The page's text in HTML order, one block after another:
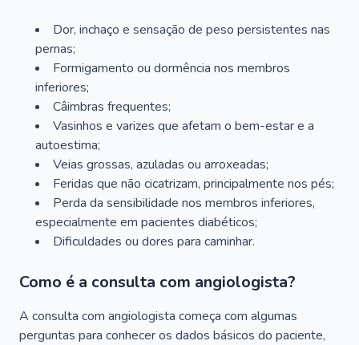
Dor, inchaço e sensação de peso persistentes nas
pernas;
Formigamento ou dormência nos membros
inferiores;
Câimbras frequentes;
Vasinhos e varizes que afetam o bem-estar e a
autoestima;
Veias grossas, azuladas ou arroxeadas;
Feridas que não cicatrizam, principalmente nos pés;
Perda da sensibilidade nos membros inferiores,
especialmente em pacientes diabéticos;
Dificuldades ou dores para caminhar.
Como é a consulta com angiologista?
A consulta com angiologista começa com algumas
perguntas para conhecer os dados básicos do paciente,